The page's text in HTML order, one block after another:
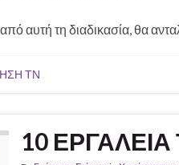
αυτή τη διαδικασία, θα
ΤΝ
10